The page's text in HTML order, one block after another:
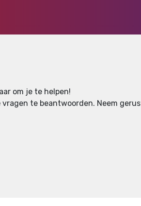
om je te helpen!
te beantwoorden. Neem